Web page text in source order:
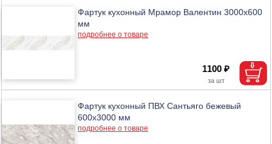
Фартук кухонный Мрамор Валентин 3000х600
мм
подробнее о товаре
1100 ₽
Фартук кухонный ПВХ Сантьяго бежевый
600х3000 мм
подробнее о товаре